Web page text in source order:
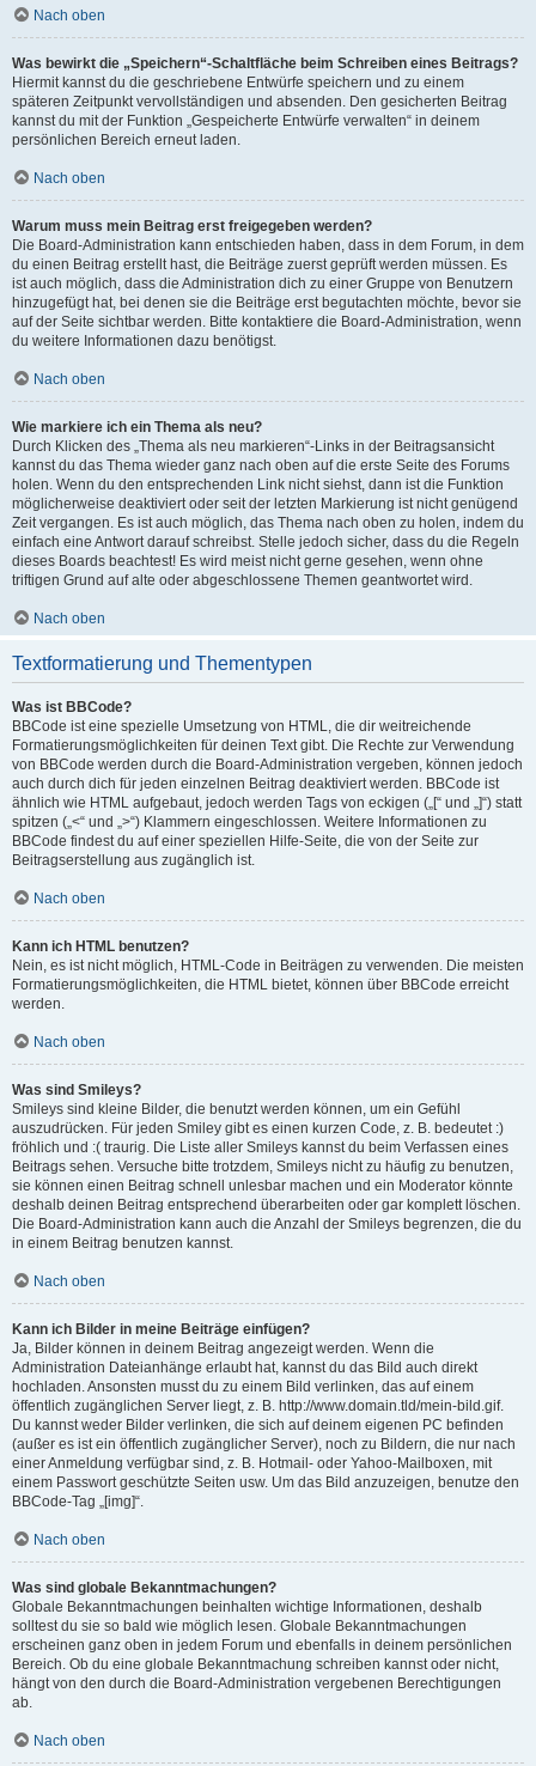
Nach oben
Was bewirkt die „Speichern“-Schaltfläche beim Schreiben eines Beitrags?
Hiermit kannst du die geschriebene Entwürfe speichern und zu einem
späteren Zeitpunkt vervollständigen und absenden. Den gesicherten Beitrag
kannst du mit der Funktion „Gespeicherte Entwürfe verwalten“ in deinem
persönlichen Bereich erneut laden.
Nach oben
Warum muss mein Beitrag erst freigegeben werden?
Die Board-Administration kann entschieden haben, dass in dem Forum, in dem
du einen Beitrag erstellt hast, die Beiträge zuerst geprüft werden müssen. Es
ist auch möglich, dass die Administration dich zu einer Gruppe von Benutzern
hinzugefügt hat, bei denen sie die Beiträge erst begutachten möchte, bevor sie
auf der Seite sichtbar werden. Bitte kontaktiere die Board-Administration, wenn
du weitere Informationen dazu benötigst.
Nach oben
Wie markiere ich ein Thema als neu?
Durch Klicken des „Thema als neu markieren“-Links in der Beitragsansicht
kannst du das Thema wieder ganz nach oben auf die erste Seite des Forums
holen. Wenn du den entsprechenden Link nicht siehst, dann ist die Funktion
möglicherweise deaktiviert oder seit der letzten Markierung ist nicht genügend
Zeit vergangen. Es ist auch möglich, das Thema nach oben zu holen, indem du
einfach eine Antwort darauf schreibst. Stelle jedoch sicher, dass du die Regeln
dieses Boards beachtest! Es wird meist nicht gerne gesehen, wenn ohne
triftigen Grund auf alte oder abgeschlossene Themen geantwortet wird.
Nach oben
Textformatierung und Thementypen
Was ist BBCode?
BBCode ist eine spezielle Umsetzung von HTML, die dir weitreichende
Formatierungsmöglichkeiten für deinen Text gibt. Die Rechte zur Verwendung
von BBCode werden durch die Board-Administration vergeben, können jedoch
auch durch dich für jeden einzelnen Beitrag deaktiviert werden. BBCode ist
ähnlich wie HTML aufgebaut, jedoch werden Tags von eckigen („[“ und „]“) statt
spitzen („<“ und „>“) Klammern eingeschlossen. Weitere Informationen zu
BBCode findest du auf einer speziellen Hilfe-Seite, die von der Seite zur
Beitragserstellung aus zugänglich ist.
Nach oben
Kann ich HTML benutzen?
Nein, es ist nicht möglich, HTML-Code in Beiträgen zu verwenden. Die meisten
Formatierungsmöglichkeiten, die HTML bietet, können über BBCode erreicht
werden.
Nach oben
Was sind Smileys?
Smileys sind kleine Bilder, die benutzt werden können, um ein Gefühl
auszudrücken. Für jeden Smiley gibt es einen kurzen Code, z. B. bedeutet :)
fröhlich und :( traurig. Die Liste aller Smileys kannst du beim Verfassen eines
Beitrags sehen. Versuche bitte trotzdem, Smileys nicht zu häufig zu benutzen,
sie können einen Beitrag schnell unlesbar machen und ein Moderator könnte
deshalb deinen Beitrag entsprechend überarbeiten oder gar komplett löschen.
Die Board-Administration kann auch die Anzahl der Smileys begrenzen, die du
in einem Beitrag benutzen kannst.
Nach oben
Kann ich Bilder in meine Beiträge einfügen?
Ja, Bilder können in deinem Beitrag angezeigt werden. Wenn die
Administration Dateianhänge erlaubt hat, kannst du das Bild auch direkt
hochladen. Ansonsten musst du zu einem Bild verlinken, das auf einem
öffentlich zugänglichen Server liegt, z. B. http://www.domain.tld/mein-bild.gif.
Du kannst weder Bilder verlinken, die sich auf deinem eigenen PC befinden
(außer es ist ein öffentlich zugänglicher Server), noch zu Bildern, die nur nach
einer Anmeldung verfügbar sind, z. B. Hotmail- oder Yahoo-Mailboxen, mit
einem Passwort geschützte Seiten usw. Um das Bild anzuzeigen, benutze den
BBCode-Tag „[img]“.
Nach oben
Was sind globale Bekanntmachungen?
Globale Bekanntmachungen beinhalten wichtige Informationen, deshalb
solltest du sie so bald wie möglich lesen. Globale Bekanntmachungen
erscheinen ganz oben in jedem Forum und ebenfalls in deinem persönlichen
Bereich. Ob du eine globale Bekanntmachung schreiben kannst oder nicht,
hängt von den durch die Board-Administration vergebenen Berechtigungen
ab.
Nach oben